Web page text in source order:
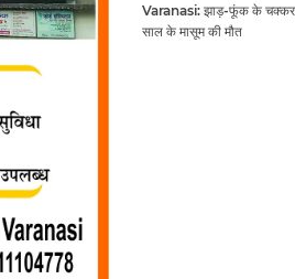
Varanasi: झाड़-फूंक के चक्कर
साल के मासूम की मौत